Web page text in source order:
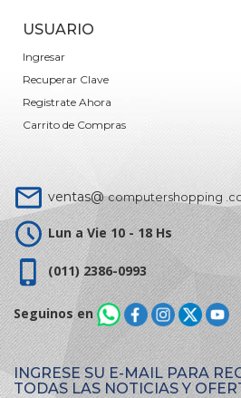
USUARIO
Ingresar
Recuperar Clave
Registrate Ahora
Carrito de Compras
ventas@computershopping
Lun a Vie 10 - 18 Hs
(011) 2386-0993
Seguinos en
INGRESE SU E-MAIL PARA
TODAS LAS NOTICIAS Y